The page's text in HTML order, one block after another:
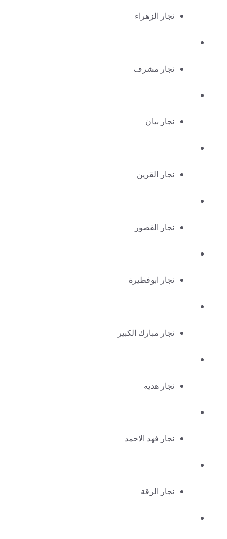
نجار الزهراء
نجار مشرف
نجار بيان
نجار القرين
نجار القصور
نجار ابوفطيرة
نجار مبارك الكبير
نجار هديه
نجار فهد الاحمد
نجار الرقة